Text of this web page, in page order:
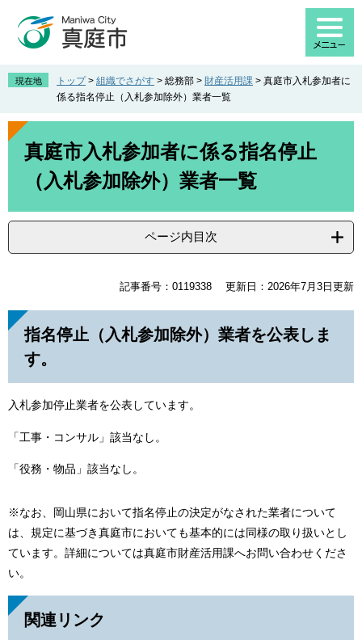
先
。
を
て
現在地 トップ > 組織でさがす > 総務部 > 財産活用課 > 真庭市入札参加者に
係る指名停止（入札参加除外）業者一覧
本
真庭市入札参加者に係る指名停止
（入札参加除外）業者一覧
ページ内目次
記事番号：0119338 更新日：2026年7月3日更新
指名停止（入札参加除外）業者を公表しま
す。
入札参加停止業者を公表しています。
「工事・コンサル」該当なし。
「役務・物品」該当なし。
※なお、岡山県において指名停止の決定がなされた業者について
は、規定に基づき真庭市においても基本的には同様の取り扱いとし
ています。詳細については真庭市財産活用課へお問い合わせくださ
い。
関連リンク